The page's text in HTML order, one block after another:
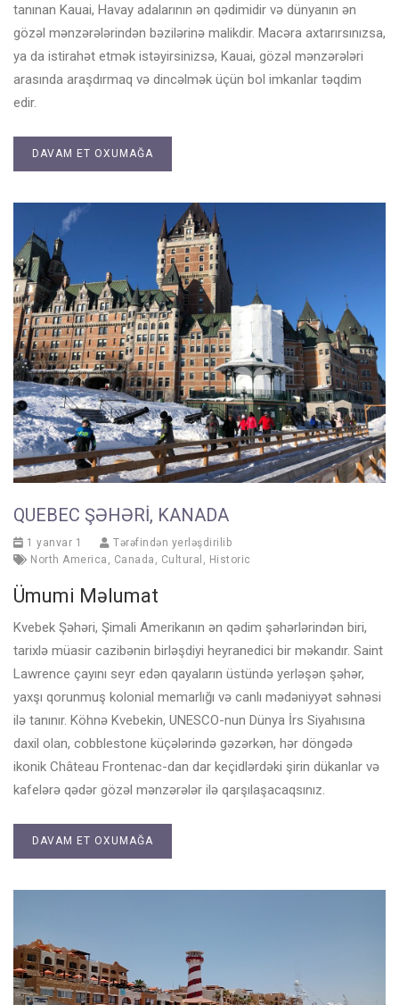
tanınan Kauai, Havay adalarının ən qədimidir və dünyanın ən
gözəl mənzərələrindən bəzilərinə malikdir. Macəra axtarırsınızsa,
ya da istirahət etmək istəyirsinizsə, Kauai, gözəl mənzərələri
arasında araşdırmaq və dincəlmək üçün bol imkanlar təqdim
edir.
DAVAM ET OXUMAĞA
QUEBEC ŞƏHƏRI, KANADA
1 yanvar 1
Tərəfindən yerləşdirilib
North America
Canada Cultural Historic
Ümumi Məlumat
Kvebek Şəhəri, Şimali Amerikanın ən qədim şəhərlərindən biri,
tarixlə müasir cazibənin birləşdiyi heyranedici bir məkandır. Saint
Lawrence çayını seyr edən qayaların üstündə yerləşən şəhər,
yaxşı qorunmuş kolonial memarlığı və canlı mədəniyyət səhnəsi
ilə tanınır. Köhnə Kvebekin, UNESCO-nun Dünya İrs Siyahısına
daxil olan, cobblestone küçələrində gəzərkən, hər döngədə
ikonik Château Frontenac-dan dar keçidlərdəki şirin dükanlar və
kafelərə qədər gözəl mənzərələr ilə qarşılaşacaqsınız.
DAVAM ET OXUMAĞA